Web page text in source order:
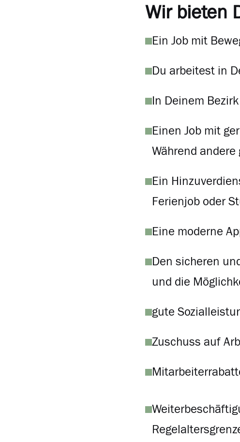
Wir bieten
Ein Job mit
Du arbeitest in
In Deinem
Einen Job mit
Während
Ein
Ferienjob oder
Eine moderne
Den sicheren
und die
gute
Zuschuss auf